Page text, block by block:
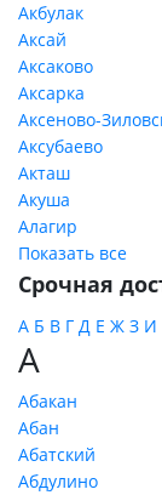
Акбулак
Аксай
Аксаково
Аксарка
Аксеново-
Аксубаево
Акташ
Акуша
Алагир
Показать все
Срочная
А Б В Г Д Е Ж З И
А
Абакан
Абан
Абатский
Абдулино